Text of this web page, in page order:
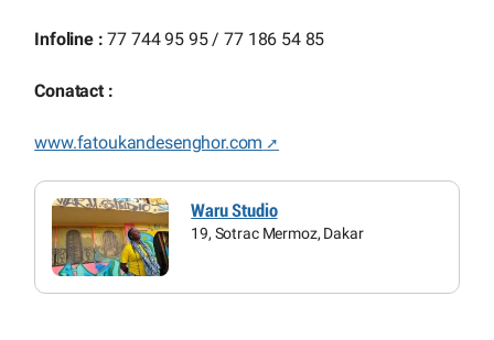
Infoline : 77 744 95 95 / 77 186 54 85
Conatact :
www.fatoukandesenghor.com
Waru Studio
19, Sotrac Mermoz, Dakar